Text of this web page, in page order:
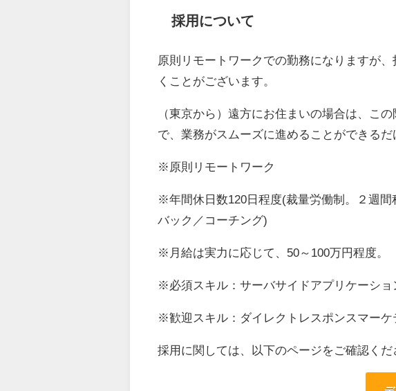
採用について
原則リモートワークでの勤務になりますが
くことがございます。
（東京から）遠方にお住まいの場合は、こ
で、業務がスムーズに進めることができる
※原則リモートワーク
※年間休日数120日程度(裁量労働制。２週
バック／コーチング)
※月給は実力に応じて、50～100万円程度。
※必須スキル：サーバサイドアプリケーシ
※歓迎スキル：ダイレクトレスポンスマー
採用に関しては、以下のページをご確認くだ